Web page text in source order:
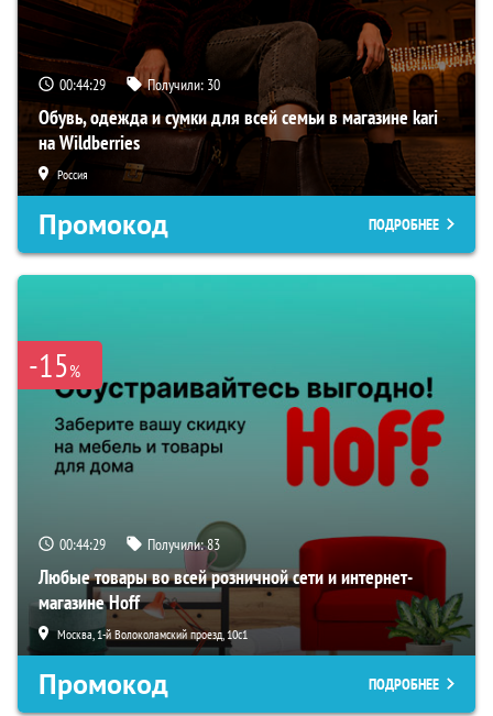
00:44:28 Получили: 30
Обувь, одежда и сумки для всей семьи в магазине kari
на Wildberries
Россия
Промокод ПОДРОБНЕЕ
-15%
00:44:28 Получили:83
Любые товары во всей розничной сети и интернет-
магазине Hoff
Москва, 1-й Волоколамский проезд, 10с1
Промокод ПОДРОБНЕЕ